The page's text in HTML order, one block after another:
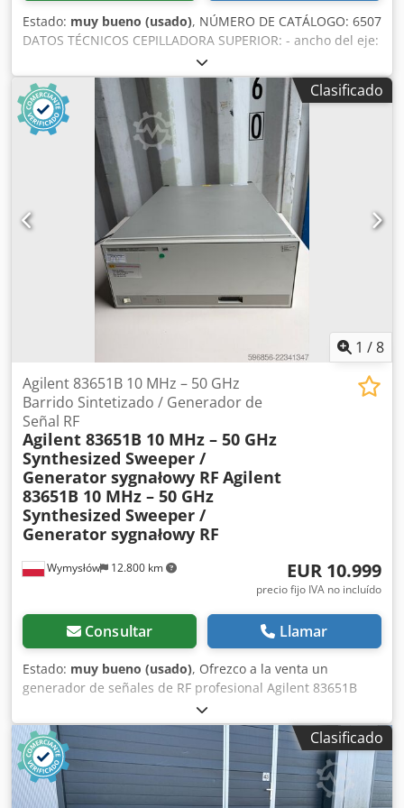
Estado: muy bueno (usado), NÚMERO DE CATÁLOGO: 6507
DATOS TÉCNICOS CEPILLADORA SUPERIOR: - ancho del eje:
510mm - rodillos en la mesa inferior - guía original de
fundición inclinable - longitud de las mesas: 1810mm -
ambas mesas ajustables CEPILLADORA DE ESPESOR: -
espesor máximo de la pieza de trabajo en la cepilladora de
espesor: 200mm - protector para el eje de la cepilladora de
espesor por arriba: - trinquetes de seguridad - rodillo de
alimentación dentado - barra de presión - eje cepillador -
barra de presión - rodillo de salida liso Dkodpjzmg N Nefx
Akvor por abajo: - 2 rodillos ajustables en la mesa inferior -
2 velocidades de avance - motor principal: 2,95 kW -
dimensiones (LxAnxAl): 1940x1200x1120mm - peso: 970kg
Precio neto: 13.900 PLN Precio neto: 3.300 EUR Precio neto
calculado al cambio de 4,2 PLN/EUR (en caso de
fluctuaciones importantes del tipo de cambio, el precio
Clasificado
1 /8
Wymysłów 12.800 km
Agilent 83651B 10 MHz – 50 GHz
Barrido Sintetizado / Generador de
Señal RF
Agilent 83651B 10 MHz – 50 GHz
Synthesized Sweeper /
Generator sygnałowy RF Agilent
83651B 10 MHz – 50 GHz
Synthesized Sweeper /
Generator sygnałowy RF
EUR 10.999
precio fijo IVA no incluído
Consultar Llamar
Estado: muy bueno (usado), Ofrezco a la venta un
generador de señales de RF profesional Agilent 83651B
Synthesized Sweeper, diseñado para aplicaciones de
laboratorio, investigación y desarrollo, y servicio técnico.
Este dispositivo se utiliza para probar circuitos de
microondas y telecomunicaciones, así como para realizar
mediciones de alta frecuencia. Djdpozl H Ddefx Akvokr El
modelo 83651B ofrece un amplio rango de frecuencias,
Clasificado